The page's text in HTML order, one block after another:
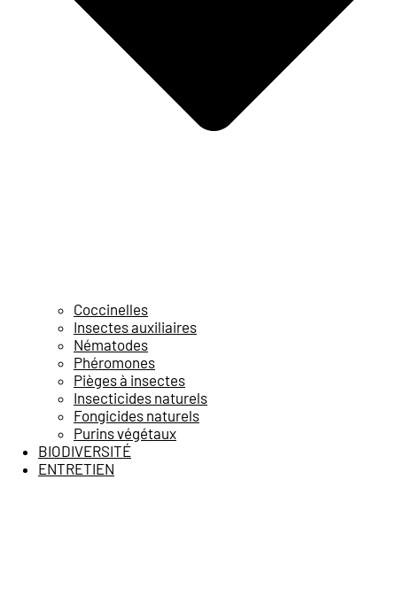
Coccinelles
Insectes auxiliaires
Nématodes
Phéromones
Pièges à insectes
Insecticides naturels
Fongicides naturels
Purins végétaux
BIODIVERSITÉ
ENTRETIEN